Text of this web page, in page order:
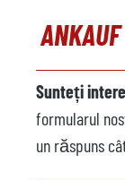
Model
Anul
Mașină de
Producător
ANKAUF
Sunteți
formularul
un răspuns